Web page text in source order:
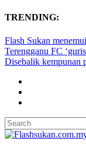
TRENDING:
Flash Sukan
Terengganu FC
Disebalik kempunan